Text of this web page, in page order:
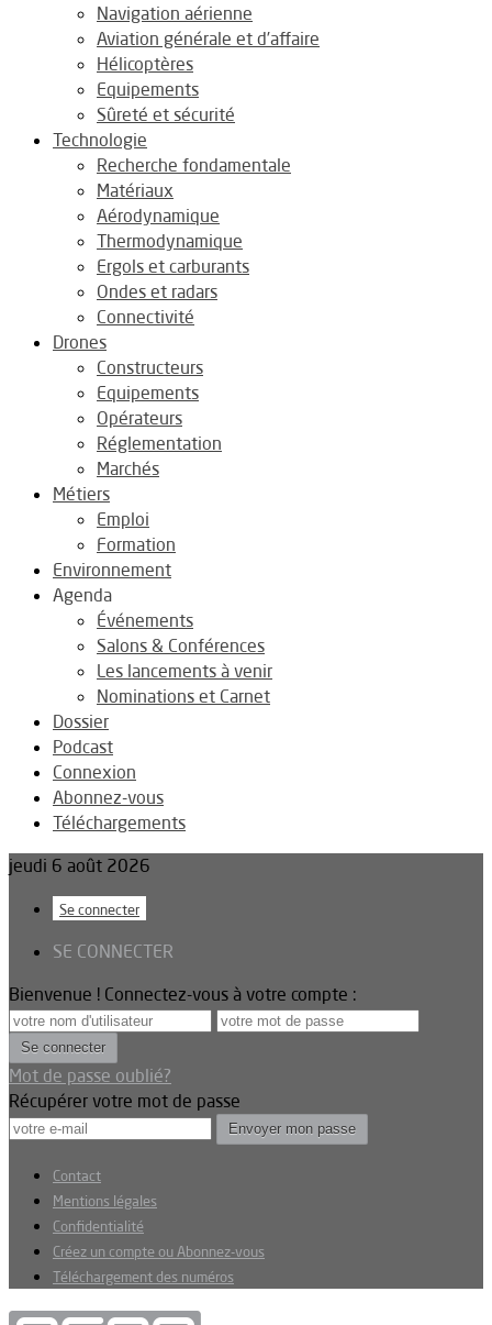
Navigation aérienne
Aviation générale et d’affaire
Hélicoptères
Equipements
Sûreté et sécurité
Technologie
Recherche fondamentale
Matériaux
Aérodynamique
Thermodynamique
Ergols et carburants
Ondes et radars
Connectivité
Drones
Constructeurs
Equipements
Opérateurs
Réglementation
Marchés
Métiers
Emploi
Formation
Environnement
Agenda
Événements
Salons & Conférences
Les lancements à venir
Nominations et Carnet
Dossier
Podcast
Connexion
Abonnez-vous
Téléchargements
jeudi 6 août 2026
Se connecter
SE CONNECTER
Bienvenue ! Connectez-vous à votre compte :
Mot de passe oublié?
Récupérer votre mot de passe
Contact
Mentions légales
Confidentialité
Créez un compte ou Abonnez-vous
Téléchargement des numéros